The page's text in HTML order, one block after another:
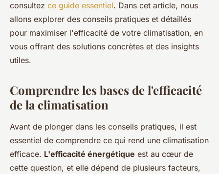
consultez ce guide essentiel. Dans cet article, nous
allons explorer des conseils pratiques et détaillés
pour maximiser l'efficacité de votre climatisation, en
vous offrant des solutions concrètes et des insights
utiles.
Comprendre les bases de l'efficacité
de la climatisation
Avant de plonger dans les conseils pratiques, il est
essentiel de comprendre ce qui rend une climatisation
efficace. L'efficacité énergétique est au cœur de
cette question, et elle dépend de plusieurs facteurs,